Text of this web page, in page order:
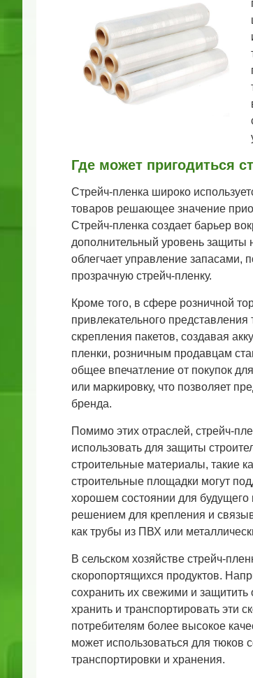
Где может пригодиться
Стрейч-пленка широко
товаров решающее значение
Стрейч-пленка создает барьер
дополнительный уровень защиты
облегчает управление запасами,
прозрачную стрейч-пленку.
Кроме того, в сфере розничной
привлекательного
скрепления пакетов, создавая
пленки, розничным продавцам
общее впечатление от покупок
или маркировку, что позволяет
бренда.
Помимо этих отраслей, стрейч-
использовать для защиты
строительные материалы, такие
строительные площадки могут
хорошем состоянии для
решением для крепления и
как трубы из ПВХ или
В сельском хозяйстве стрейч-
скоропортящихся продуктов.
сохранить их свежими и
хранить и транспортировать эти
потребителям более высокое
может использоваться для
транспортировки и хранения.